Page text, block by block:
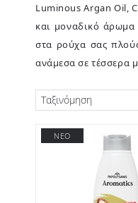
Luminous Argan Oil,
και μοναδικό
στα ρούχα σας
ανάμεσα σε τέσσερα
Ταξινόμηση
ΝΕΟ